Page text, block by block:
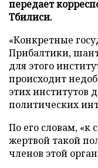
передает
Тбилиси.
«Конкретные
Прибалтики,
для этого
происходит
этих институтов
политических
По его словам, «к
жертвой такой
членов этой